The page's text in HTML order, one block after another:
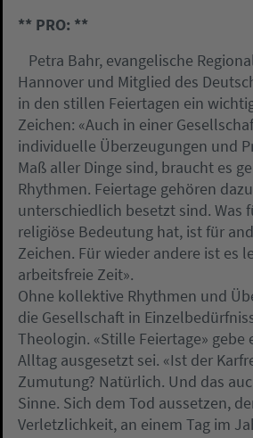
** PRO: **
Petra Bahr, evangelische
Hannover und Mitglied des
in den stillen Feiertagen ein
Zeichen: «Auch in einer
individuelle Überzeugungen und
Maß aller Dinge sind, braucht es
Rhythmen. Feiertage gehören
unterschiedlich besetzt sind. Was
religiöse Bedeutung hat, ist für
Zeichen. Für wieder andere ist es
arbeitsfreie Zeit».
Ohne kollektive Rhythmen und
die Gesellschaft in
Theologin. «Stille Feiertage» gebe
Alltag ausgesetzt sei. «Ist der
Zumutung? Natürlich. Und das
Sinne. Sich dem Tod aussetzen,
Verletzlichkeit, an einem Tag im